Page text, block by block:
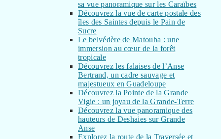
sa vue panoramique sur les Caraïbes
Découvrez la vue de carte postale des
îles des Saintes depuis le Pain de
Sucre
Le belvédère de Matouba : une
immersion au cœur de la forêt
tropicale
Découvrez les falaises de l’Anse
Bertrand, un cadre sauvage et
majestueux en Guadeloupe
Découvrez la Pointe de la Grande
Vigie : un joyau de la Grande-Terre
Découvrez la vue panoramique des
hauteurs de Deshaies sur Grande
Anse
Explorez la route de la Traversée et